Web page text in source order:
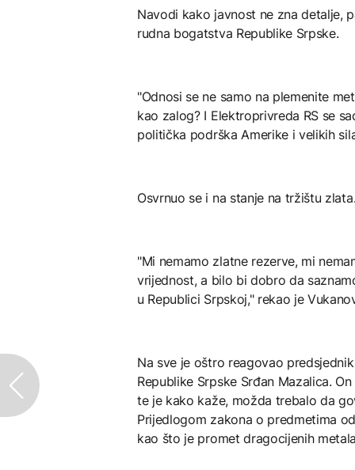
Navodi kako javnost ne zna detalje,
rudna bogatstva Republike Srpske.
"Odnosi se ne samo na plemenite
kao zalog? I Elektroprivreda RS se
politička podrška Amerike i velikih
Osvrnuo se i na stanje na tržištu zlata.
"Mi nemamo zlatne rezerve, mi
vrijednost, a bilo bi dobro da
u Republici Srpskoj," rekao je
Na sve je oštro reagovao
Republike Srpske Srđan Mazalica.
te je kako kaže, možda trebalo da
Prijedlogom zakona o predmetima
kao što je promet dragocijenih